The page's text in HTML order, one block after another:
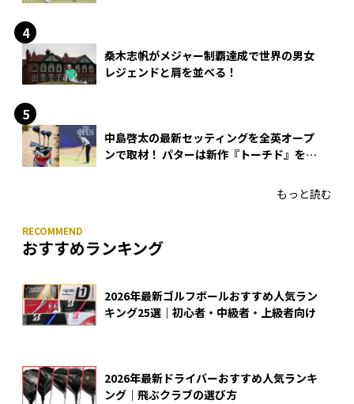
桑木志帆がメジャー制覇達成で世界の男女
レジェンドと肩を並べる！
中島啓太の最新セッティングを全英オープ
ンで取材！ パターは新作『トーチド』を投
もっと読む
おすすめランキング
2026年最新ゴルフボールおすすめ人気ラン
キング25選｜初心者・中級者・上級者向け
2026年最新ドライバーおすすめ人気ランキ
ング｜飛ぶクラブの選び方